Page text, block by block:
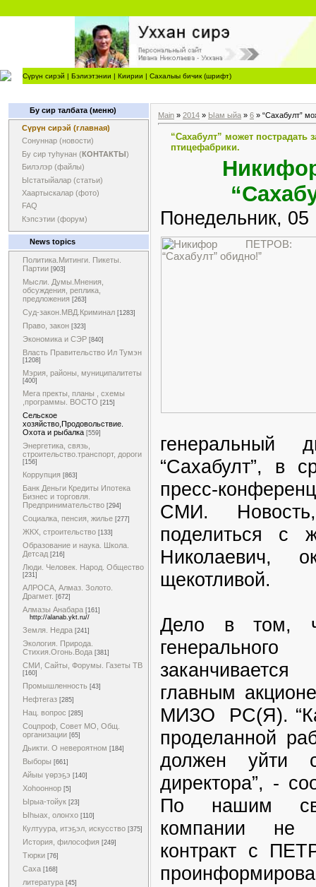
Сүрүн сирэй | Бэлиэтэнии | Киирии | Сахалыы бичик (шрифт)
Бу сир талбата (меню)
Сүрүн сирэй (главная)
Сонуннар (новости)
Бу сир туһунан (КОНТАКТЫ)
Билэлэр (файлы)
Ыстатыйалар (статьи)
Хаартыскалар (фото)
FAQ
Кэпсэтии (форум)
News topics
Политика.Митинги. Пикеты.
Партии [903]
Мысли. Думы.Мнения,
обсуждения, реплика,
предложения [263]
Суд-закон.МВД.Криминал [1283]
Право, закон [323]
Экономика и СЭР [840]
Власть Правительство Ил Тумэн
[1208]
Мэрия, районы, муниципалитеты
[400]
Мега пректы, планы , схемы
,программы. ВОСТО [215]
Сельское
хозяйство,Продовольствие.
Охота и рыбалка [559]
Энергетика, связь,
строительство.транспорт, дороги
[156]
Коррупция [863]
Банк Деньги Кредиты Ипотека
Бизнес и торговля.
Предпринимательство [294]
Социалка, пенсия, жилье [277]
ЖКХ, строительство [133]
Образование и наука. Школа.
Детсад [216]
Люди. Человек. Народ. Общество
[231]
АЛРОСА, Алмаз. Золото.
Драгмет. [672]
Алмазы Анабара [161]
http://alanab.ykt.ru//
Земля. Недра [241]
Экология. Природа.
Стихия.Огонь.Вода [381]
СМИ, Сайты, Форумы. Газеты ТВ
[160]
Промышленность [43]
Нефтегаз [285]
Нац. вопрос [285]
Соцпроф, Совет МО, Общ.
организации [65]
Дьикти. О невероятном [184]
Выборы [661]
Айыы үөрэҕэ [140]
Хоһооннор [5]
Ырыа-тойук [23]
Ыһыах, олоҥхо [110]
Култуура, итэҕэл, искусство [375]
История, философия [249]
Тюрки [76]
Саха [168]
литература [45]
Main » 2014 » Ыам ыйа » 6 » “Сахабулт”
“Сахабулт” может пострадать
птицефабрики.
Понедельник,
“Сахабулт”, в
пресс-
СМИ.
поделиться с
Николаевич,
щекотливой.
Дело в том,
главным
МИЗО РС(Я).
проделанной
должен уйти с
директора”, -
По нашим
компании не
контракт с